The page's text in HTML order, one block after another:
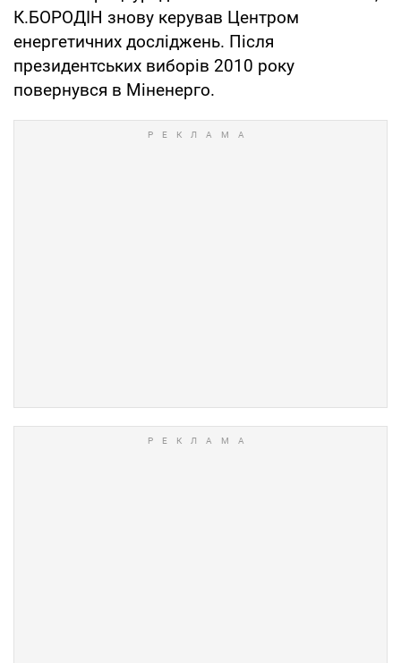
К.БОРОДІН знову керував Центром
енергетичних досліджень. Після
президентських виборів 2010 року
повернувся в Міненерго.